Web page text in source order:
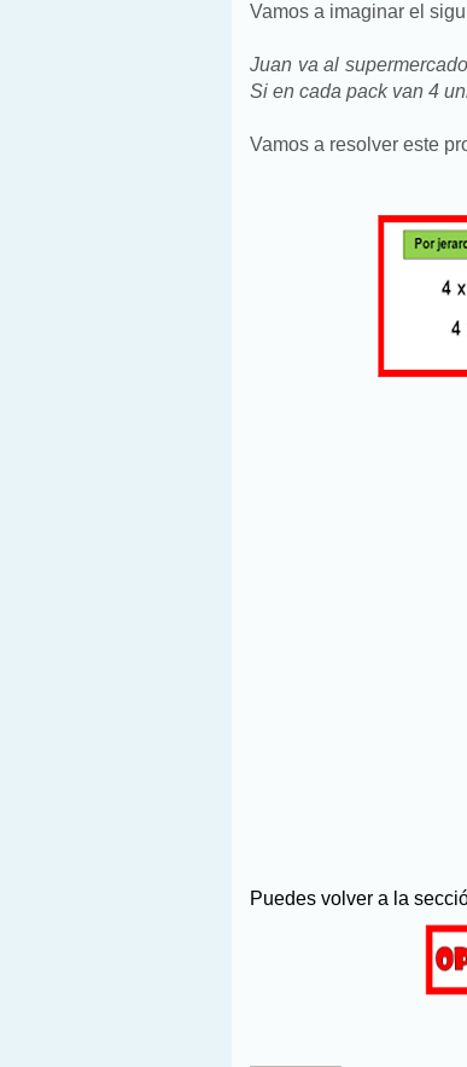
Vamos a imaginar el
Juan va al
Si en cada pack van 4
Vamos a resolver este
Puedes volver a la